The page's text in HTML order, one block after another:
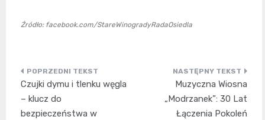
Źródło: facebook.com/StareWinogradyRadaOsiedla
Nawigacja
wpisu
Czujki dymu i tlenku węgla
– klucz do
bezpieczeństwa w
Muzyczna Wiosna
„Modrzanek”: 30 Lat
Łączenia Pokoleń